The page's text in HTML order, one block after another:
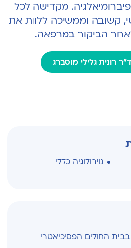
מקדישה לכל
קשובה וממשיכה ללוות את
הביקור במרפאה.
רונית גלילי מוסברג
נוירולוגיה כללי
בבית החולים הפסיכיאטרי